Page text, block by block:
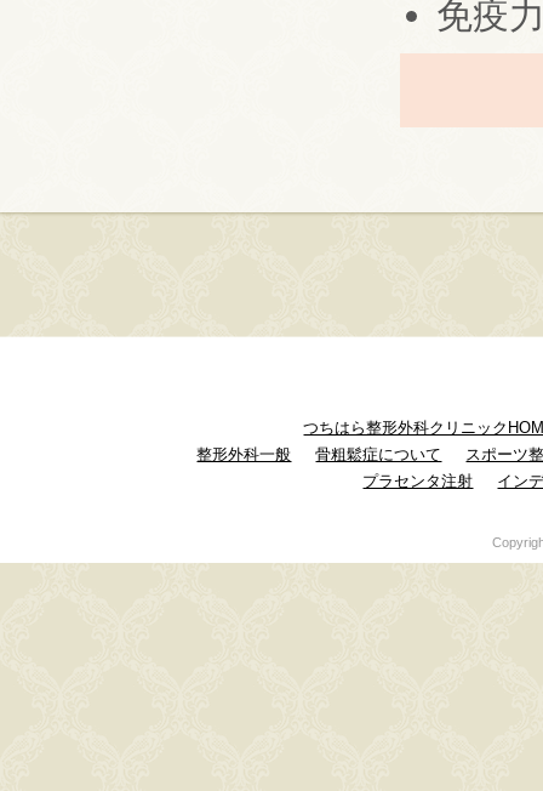
免疫
つちはら整形外科クリニック
整形外科一般
骨粗鬆症について
スポーツ
プラセンタ注射
イン